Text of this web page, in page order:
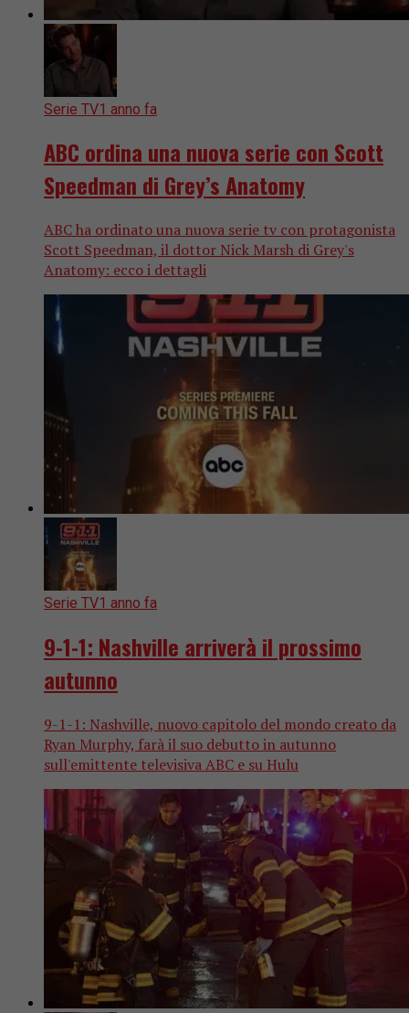
Serie TV1 anno fa
ABC ordina una nuova serie con Scott
Speedman di Grey’s Anatomy
ABC ha ordinato una nuova serie tv con protagonista
Scott Speedman, il dottor Nick Marsh di Grey's
Anatomy: ecco i dettagli
Serie TV1 anno fa
9-1-1: Nashville arriverà il prossimo
autunno
9-1-1: Nashville, nuovo capitolo del mondo creato da
Ryan Murphy, farà il suo debutto in autunno
sull'emittente televisiva ABC e su Hulu